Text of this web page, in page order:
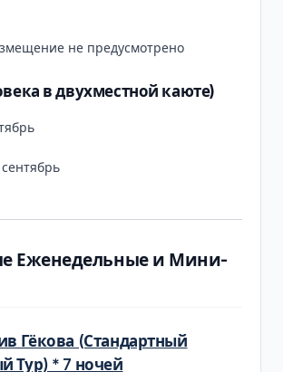
не предусмотрено
в двухместной каюте)
Еженедельные и Мини-
Гёкова (Стандартный
Тур) * 7 ночей